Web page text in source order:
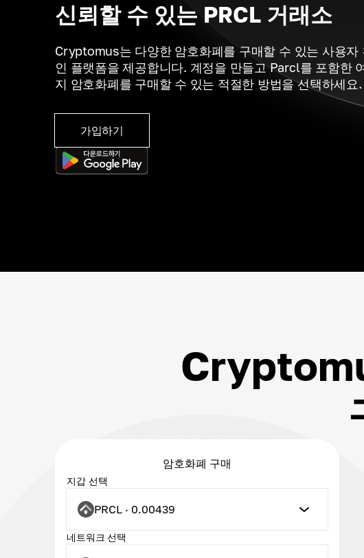
신뢰할 수 있는 PRCL 거래소
Cryptomus는 다양한 암호화폐를 구매할 수 있는 사용자
인 플랫폼을 제공합니다. 계정을 만들고 Parcl를 포함한
지 암호화폐를 구매할 수 있는 적절한 방법을 선택하세요.
가입하기
암호화폐 구매
지갑 선택
PRCL · 0.00439
네트워크 선택